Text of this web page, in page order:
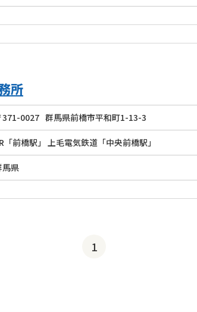
所
371-0027 群馬県前橋市平和町1-13-3
「前橋駅」 上毛電気鉄道「中央前橋駅」
馬県
1